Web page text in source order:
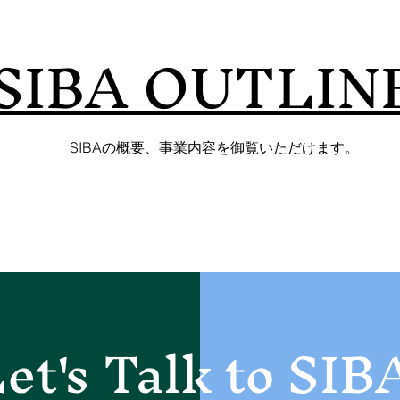
SIBA​の概要、事業内容を御覧いただけます。
Talk to